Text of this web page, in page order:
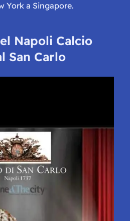
York a Singapore.
Napoli Calcio
San Carlo